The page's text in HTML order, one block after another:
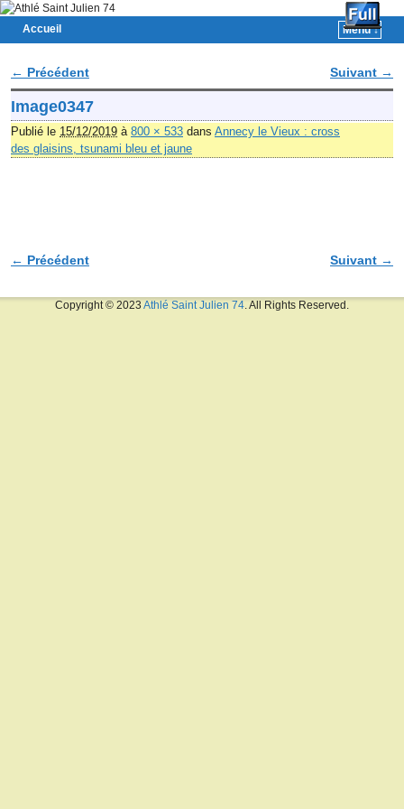
Accueil
Menu ↓
Navigation des images
← Précédent Suivant →
Image0347
Publié le 15/12/2019 à 800 × 533 dans Annecy le Vieux : cross
des glaisins, tsunami bleu et jaune
Navigation des images
← Précédent Suivant →
Copyright © 2023 Athlé Saint Julien 74 . All Rights Reserved.